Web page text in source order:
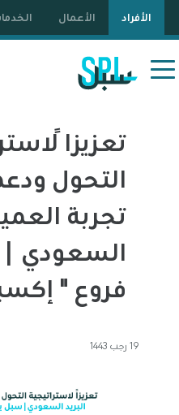
الأفراد الأعمال
تعزيزاً
التحول
تجربة
السعودي
فروع "
19 رجب 1443